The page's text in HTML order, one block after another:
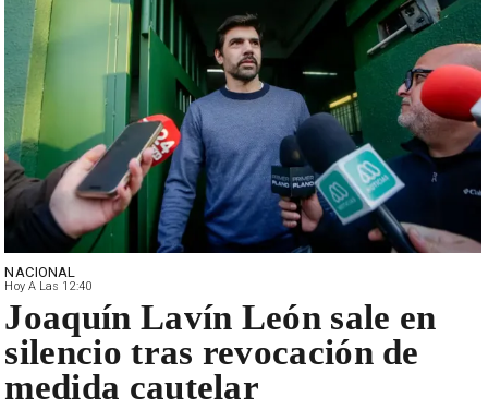
NACIONAL
Hoy A Las 12:40
Joaquín Lavín León sale en
silencio tras revocación de
medida cautelar